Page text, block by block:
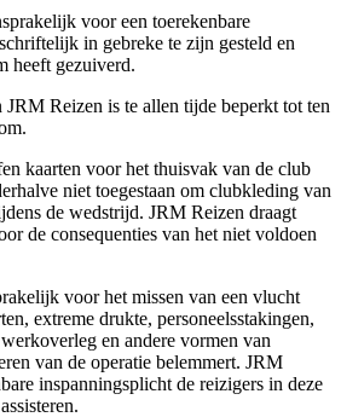
voor een toerekenbare
in gebreke te zijn gesteld en
heeft gezuiverd.
Reizen is te allen tijde beperkt tot ten
kaarten voor het thuisvak van de club
niet toegestaan om clubkleding van
de wedstrijd. JRM Reizen draagt
de consequenties van het niet voldoen
voor het missen van een vlucht
extreme drukte, personeelsstakingen,
en andere vormen van
van de operatie belemmert. JRM
inspanningsplicht de reizigers in deze